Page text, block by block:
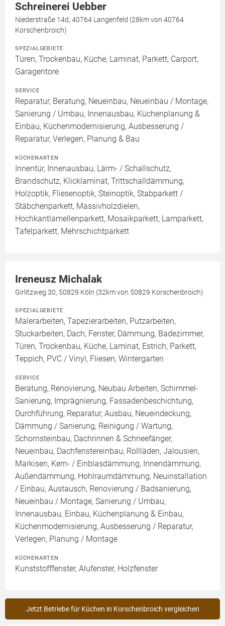
Schreinerei Uebber
Niederstraße 14d, 40764 Langenfeld (28km von 40764
Korschenbroich)
SPEZIALGEBIETE
Türen, Trockenbau, Küche, Laminat, Parkett, Carport,
Garagentore
SERVICE
Reparatur, Beratung, Neueinbau, Neueinbau / Montage,
Sanierung / Umbau, Innenausbau, Küchenplanung &
Einbau, Küchenmodernisierung, Ausbesserung /
Reparatur, Verlegen, Planung & Bau
KÜCHENARTEN
Innentür, Innenausbau, Lärm- / Schallschutz,
Brandschutz, Klicklaminat, Trittschalldämmung,
Holzoptik, Fliesenoptik, Steinoptik, Stabparkett /
Stäbchenparkett, Massivholzdielen,
Hochkantlamellenparkett, Mosaikparkett, Lamparkett,
Tafelparkett, Mehrschichtparkett
Ireneusz Michalak
Girlitzweg 30, 50829 Köln (32km von 50829 Korschenbroich)
SPEZIALGEBIETE
Malerarbeiten, Tapezierarbeiten, Putzarbeiten,
Stuckarbeiten, Dach, Fenster, Dämmung, Badezimmer,
Türen, Trockenbau, Küche, Laminat, Estrich, Parkett,
Teppich, PVC / Vinyl, Fliesen, Wintergarten
SERVICE
Beratung, Renovierung, Neubau Arbeiten, Schimmel-
Sanierung, Imprägnierung, Fassadenbeschichtung,
Durchführung, Reparatur, Ausbau, Neueindeckung,
Dämmung / Sanierung, Reinigung / Wartung,
Schornsteinbau, Dachrinnen & Schneefänger,
Neueinbau, Dachfenstereinbau, Rollläden, Jalousien,
Markisen, Kern- / Einblasdämmung, Innendämmung,
Außendämmung, Hohlraumdämmung, Neuinstallation
/ Einbau, Austausch, Renovierung / Badsanierung,
Neueinbau / Montage, Sanierung / Umbau,
Innenausbau, Einbau, Küchenplanung & Einbau,
Küchenmodernisierung, Ausbesserung / Reparatur,
Verlegen, Planung / Montage
KÜCHENARTEN
Kunststofffenster, Alufenster, Holzfenster
Jetzt Betriebe für Küchen in Korschenbroich vergleichen